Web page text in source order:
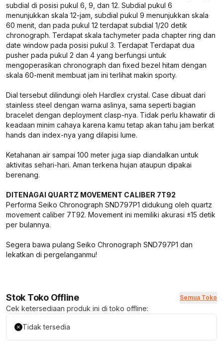
subdial di posisi pukul 6, 9, dan 12. Subdial pukul 6
menunjukkan skala 12-jam, subdial pukul 9 menunjukkan skala
60 menit, dan pada pukul 12 terdapat subdial 1/20 detik
chronograph. Terdapat skala tachymeter pada chapter ring dan
date window pada posisi pukul 3. Terdapat Terdapat dua
pusher pada pukul 2 dan 4 yang berfungsi untuk
mengoperasikan chronograph dan fixed bezel hitam dengan
skala 60-menit membuat jam ini terlihat makin sporty.
Dial tersebut dilindungi oleh Hardlex crystal. Case dibuat dari
stainless steel dengan warna aslinya, sama seperti bagian
bracelet dengan deployment clasp-nya. Tidak perlu khawatir di
keadaan minim cahaya karena kamu tetap akan tahu jam berkat
hands dan index-nya yang dilapisi lume.
Ketahanan air sampai 100 meter juga siap diandalkan untuk
aktivitas sehari-hari. Aman terkena hujan ataupun dipakai
berenang.
DITENAGAI QUARTZ MOVEMENT CALIBER 7T92
Performa Seiko Chronograph SND797P1 didukung oleh quartz
movement caliber 7T92. Movement ini memiliki akurasi ±15 detik
per bulannya.
Segera bawa pulang Seiko Chronograph SND797P1 dan
lekatkan di pergelanganmu!
Stok Toko Offline Semua Toko
Cek ketersediaan produk ini di toko offline:
Tidak tersedia